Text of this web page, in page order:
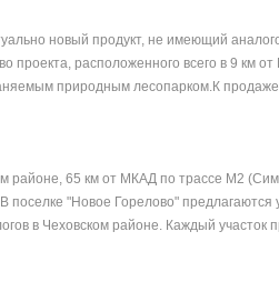
новый продукт, не имеющий
проекта, расположенного всего в 9 км
природным лесопарком.К продаже
районе, 65 км от МКАД по трассе М2
поселке "Новое Горелово" предлагаются
в Чеховском районе. Каждый участок